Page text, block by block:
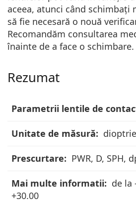
aceea, atunci când schimbați
să fie necesară o nouă
Recomandăm consultarea
înainte de a face o schimbare.
Rezumat
Parametrii
de
de
măsură
dioptrie
PWR, D, SPH,
de la
+30.00